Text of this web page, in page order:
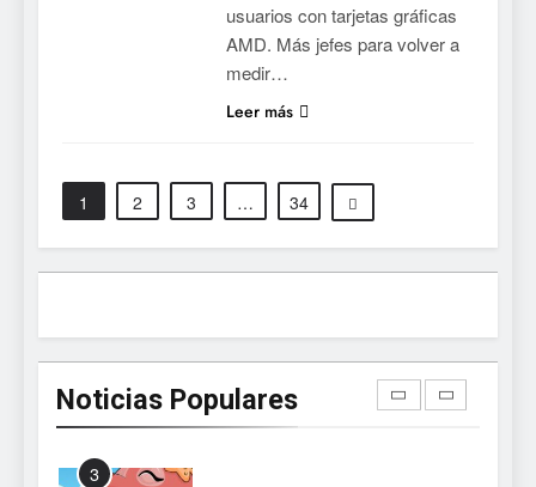
usuarios con tarjetas gráficas
AMD. Más jefes para volver a
medir…
Leer más
1 2 3 … 34
Noticias Populares
Stuntman: Hollywood
devuelve el espectáculo de
la conducción acrobática a
PS5, Xbox Series X|S y PC
Ragnarok Origin: Classic ya
está disponible, y es el único
RO F2P-friendly de la saga
NOTICIAS DE VIDEOJUEGOS
Humble Choice de julio
Neon White en el mismo
pack
NOTICIAS DE VIDEOJUEGOS
3